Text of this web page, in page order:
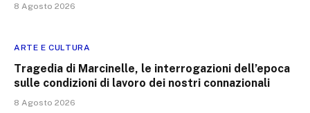
8 Agosto 2026
ARTE E CULTURA
Tragedia di Marcinelle, le interrogazioni dell’epoca
sulle condizioni di lavoro dei nostri connazionali
8 Agosto 2026